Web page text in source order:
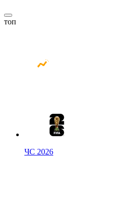
топ
ЧС 2026